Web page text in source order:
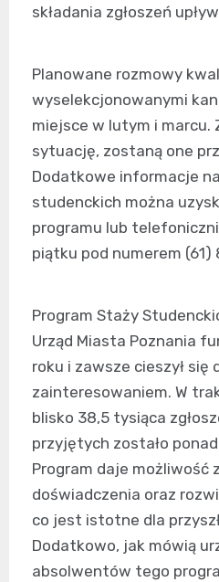
składania zgłoszeń
Planowane rozmowy
wyselekcjonowanymi
miejsce w lutym i marcu.
sytuację, zostaną one
Dodatkowe informacje
studenckich można
programu lub
piątku pod numerem (61)
Program Staży
Urząd Miasta Poznania
roku i zawsze cieszył się
zainteresowaniem. W
blisko 38,5 tysiąca
przyjętych zostało
Program daje możliwość
doświadczenia oraz
co jest istotne dla
Dodatkowo, jak mówią
absolwentów tego